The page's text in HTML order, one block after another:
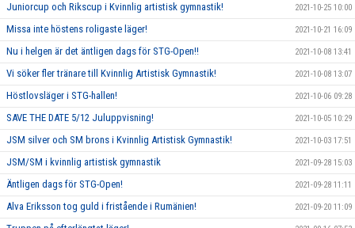
Juniorcup och Rikscup i Kvinnlig artistisk gymnastik! 2021-10-25 10:00
Missa inte höstens roligaste läger! 2021-10-21 16:09
Nu i helgen är det äntligen dags för STG-Open!! 2021-10-08 13:41
Vi söker fler tränare till Kvinnlig Artistisk Gymnastik! 2021-10-08 13:07
Höstlovsläger i STG-hallen! 2021-10-06 09:28
SAVE THE DATE 5/12 Juluppvisning! 2021-10-05 10:29
JSM silver och SM brons i Kvinnlig Artistisk Gymnastik! 2021-10-03 17:51
JSM/SM i kvinnlig artistisk gymnastik 2021-09-28 15:03
Äntligen dags för STG-Open! 2021-09-28 11:11
Alva Eriksson tog guld i fristående i Rumänien! 2021-09-20 11:09